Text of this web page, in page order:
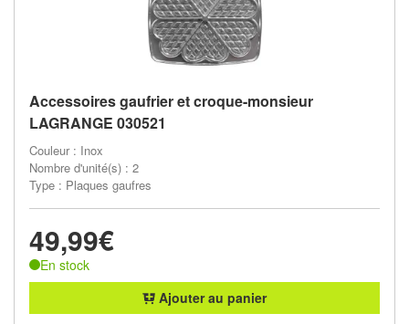
Accessoires gaufrier et croque-monsieur
LAGRANGE 030521
Couleur : Inox
Nombre d'unité(s) : 2
Type : Plaques gaufres
49,99€
En stock
Ajouter au panier